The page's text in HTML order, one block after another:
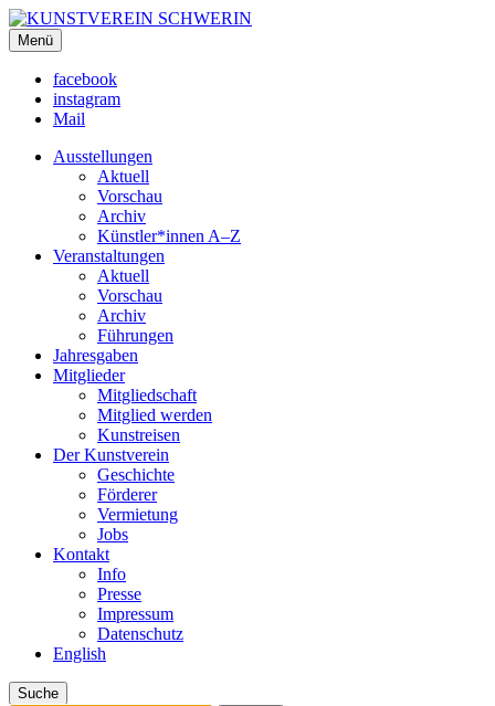
KUNSTVEREIN SCHWERIN
Für Mecklenburg und Vorpommern
Menü
facebook
instagram
Mail
Ausstellungen
Aktuell
Vorschau
Archiv
Künstler*innen A–Z
Veranstaltungen
Aktuell
Vorschau
Archiv
Führungen
Jahresgaben
Mitglieder
Mitgliedschaft
Mitglied werden
Kunstreisen
Der Kunstverein
Geschichte
Förderer
Vermietung
Jobs
Kontakt
Info
Presse
Impressum
Datenschutz
English
Suche